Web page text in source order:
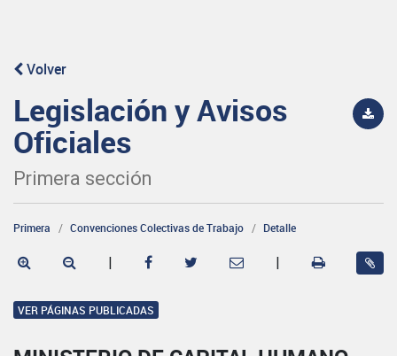
Volver
Legislación y Avisos
Oficiales
Primera sección
Primera Convenciones Colectivas de Trabajo Detalle
| |
VER PÁGINAS PUBLICADAS